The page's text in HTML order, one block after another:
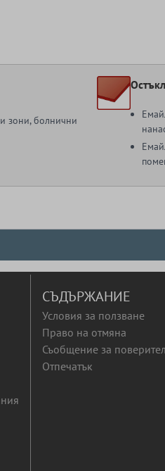
зони, болнични
СЪДЪРЖАНИЕ
Условия за ползване
Право на отмяна
Съобщение за
Отпечатък